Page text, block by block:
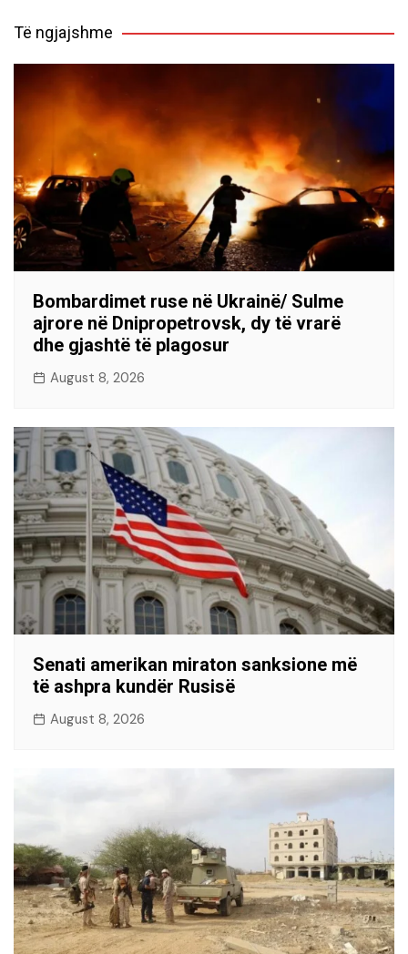
Të ngjajshme
Bombardimet ruse në Ukrainë/ Sulme
ajrore në Dnipropetrovsk, dy të vrarë
dhe gjashtë të plagosur
August 8, 2026
Senati amerikan miraton sanksione më
të ashpra kundër Rusisë
August 8, 2026